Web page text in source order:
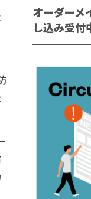
オーダーメ
し込み受付